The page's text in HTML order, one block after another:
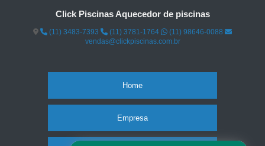
Click Piscinas Aquecedor de piscinas
(11) 3483-7393 (11) 3781-1764
(11) 98646-0088
vendas@clickpiscinas.com.br
Home
Empresa